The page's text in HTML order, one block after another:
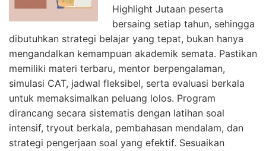
Highlight Jutaan peserta
bersaing setiap tahun, sehingga
dibutuhkan strategi belajar yang tepat, bukan hanya
mengandalkan kemampuan akademik semata. Pastikan
memiliki materi terbaru, mentor berpengalaman,
simulasi CAT, jadwal fleksibel, serta evaluasi berkala
untuk memaksimalkan peluang lolos. Program
dirancang secara sistematis dengan latihan soal
intensif, tryout berkala, pembahasan mendalam, dan
strategi pengerjaan soal yang efektif. Sesuaikan